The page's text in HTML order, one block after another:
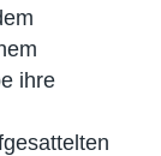
ihre